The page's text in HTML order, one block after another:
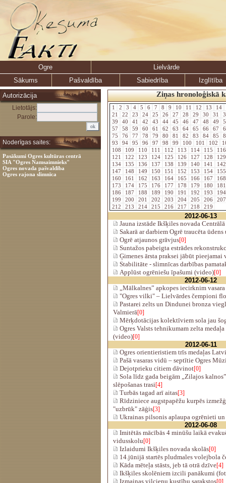
Ogre
Lielvārde
Sākums
Pašvaldība Sabiedrība
Izglītība
Autorizācija
Lietotājs:
Parole:
Noderīgas saites:
Pasākumi Ogres kultūras centrā
SIA "Ogres Namsaimnieks"
Ogres novada pašvaldība
Ogres rajona slimnīca
Ziņas hronoloģiskā
1 2 3 4 5 6 7 8 9 10 11 12 13 14
21
22 23 24 25 26 27 28 29 30 31
39
40 41 42 43 44 45 46 47 48 49
57
58 59 60 61 62 63 64 65 66 67
75
76 77 78 79 80 81 82 83 84 85
93
94 95 96 97 98 99 100 101 102
108
109 110 111 112 113 114 115
121
122 123 124 125 126 127 128
134
135 136 137 138 139 140 141
147
148 149 150 151 152 153 154
160
161 162 163 164 165 166 167
173
174 175 176 177 178 179 180
186
187 188 189 190 191 192 193
199
200 201 202 203 204 205 206
212
213 214 215 216 217 218 219
2012-06-13
Jauna izstāde Ikšķiles novada
Sakarā ar darbiem Ogrē traucēta
Ogrē atjaunos grāvjus[0]
Suntažos pabeigta estrādes
Ģimenes ārsta praksei jābūt pieejamai
Stabilitāte - slimnīcas darbības
Applūst ogrēniešu īpašumi (video)[0]
2012-06-12
„Mālkalnes” apkopes iecirknim
"Ogres vilki" – Lielvārdes čempioni
Pastarei zelts un Dindunei bronza
Valmierā[0]
Mērķdotācijas kolektīviem sola jau
Ogres Valsts tehnikumam zelta
(video)[0]
2012-06-11
Ogres orientieristiem trīs medaļas
Pašā vasaras vidū – septītie Ogres
Dejotprieku citiem dāvinot[0]
Sola līdz gada beigām „Zilajos
slēpošanas trasi[4]
Turbās tagad arī aitas[3]
Rīdziniece augstpapēžu kurpēs
"uzbrūk" zāģis[3]
Ukrainas pilsonis aplaupa ogrēnieti
2012-06-08
Imitētās mācībās 4 minūšu laikā
vidusskolu[0]
Izlaidumi Ikšķiles novada skolās[0]
14.jūnijā startēs pludmales volejbola
Kāda mēteļa stāsts, jeb tā otrā dzīve[4]
Ikšķiles skolēniem izcili panākumi
Izmaiņas vilcienu kustību sarakstos[0]